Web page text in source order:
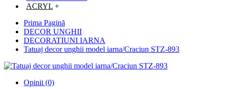
ACRYL +
Prima Pagină
DECOR UNGHII
DECORATIUNI IARNA
Tatuaj decor unghii model iarna/Craciun STZ-893
Opinii (0)